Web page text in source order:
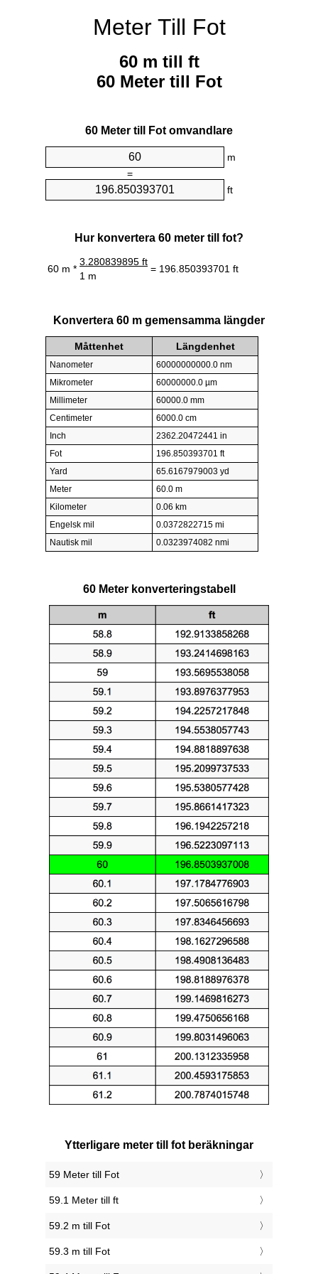
Meter Till Fot
60 m till ft
60 Meter till Fot
60 Meter till Fot omvandlare
m
=
ft
Hur konvertera 60 meter till fot?
60 m *
3.280839895 ft
= 196.850393701 ft
1 m
Konvertera 60 m gemensamma längder
Måttenhet Längdenhet
Nanometer
60000000000.0 nm
Mikrometer
60000000.0 µm
Millimeter
60000.0 mm
Centimeter
6000.0 cm
Inch
2362.20472441 in
Fot
196.850393701 ft
Yard
65.6167979003 yd
Meter
60.0 m
Kilometer
0.06 km
Engelsk mil
0.0372822715 mi
Nautisk mil
0.0323974082 nmi
60 Meter konverteringstabell
Ytterligare meter till fot beräkningar
59 Meter till Fot
59.1 Meter till ft
59.2 m till Fot
59.3 m till Fot